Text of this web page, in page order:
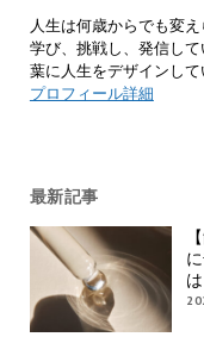
人生は何歳からでも変
学び、挑戦し、発信し
葉に人生をデザインして
プロフィール詳細
最新記事